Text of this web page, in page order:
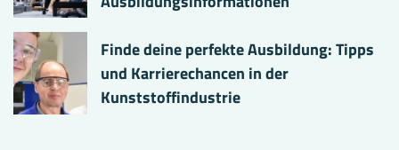
Finde deine perfekte Ausbildung: Tipps
und Karrierechancen in der
Kunststoffindustrie